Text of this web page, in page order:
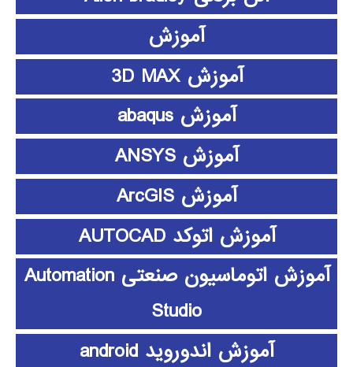
آموزش
آموزش 3D MAX
آموزش abaqus
آموزش ANSYS
آموزش ArcGIS
آموزش اتوکد AUTOCAD
آموزش اتوماسیون صنعتی Automation
Studio
آموزش اندوروید android